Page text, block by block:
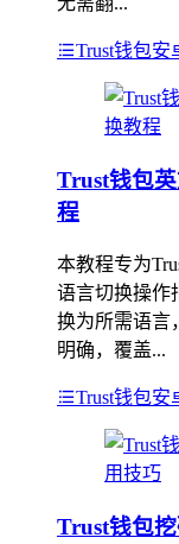
Trust钱包安
Trust钱包
程
本教程专为
语言切换操作
换为所需语言
明确，覆盖...
Trust钱包安
Trust钱包